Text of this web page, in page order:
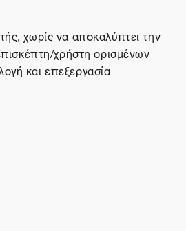
χωρίς να αποκαλύπτει την
χρήστη ορισμένων
και επεξεργασία